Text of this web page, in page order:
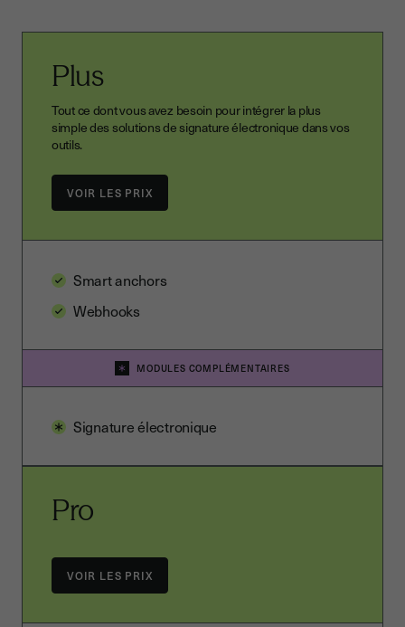
Plus
Tout ce dont vous avez besoin pour intégrer la plus
simple des solutions de signature électronique dans vos
outils.
VOIR LES PRIX
Smart anchors
Webhooks
MODULES COMPLÉMENTAIRES
Signature électronique
Pro
VOIR LES PRIX